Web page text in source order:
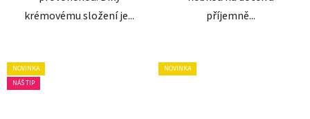
krémovému složení je...
příjemně...
NOVINKA
NÁŠ TIP
NOVINKA